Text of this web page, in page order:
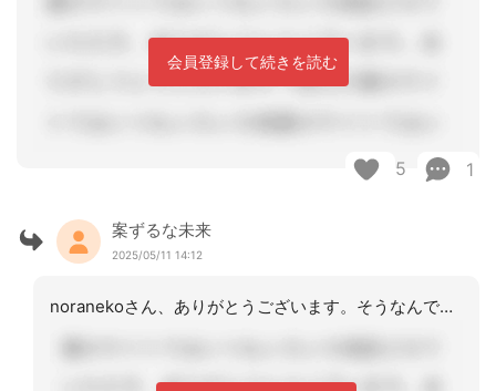
会員登録して続きを読む
5 1
案ずるな未来
2025/05/11 14:12
noranekoさん、ありがとうございます。そうなんです、ライン使えますもんね🎵